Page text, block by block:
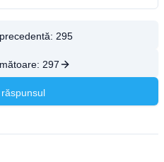
295
297